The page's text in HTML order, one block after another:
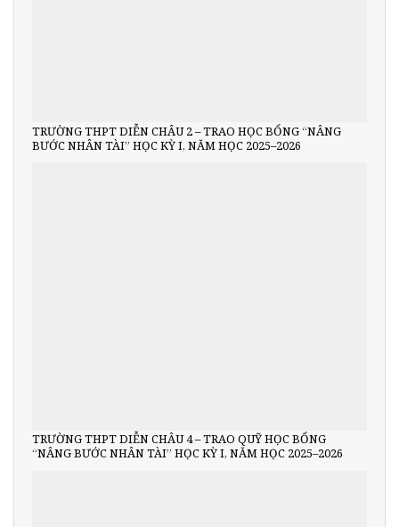
TRƯỜNG THPT DIỄN CHÂU 2 – TRAO HỌC BỔNG “NÂNG
BƯỚC NHÂN TÀI” HỌC KỲ I, NĂM HỌC 2025–2026
TRƯỜNG THPT DIỄN CHÂU 4 – TRAO QUỸ HỌC BỔNG
“NÂNG BƯỚC NHÂN TÀI” HỌC KỲ I, NĂM HỌC 2025–2026